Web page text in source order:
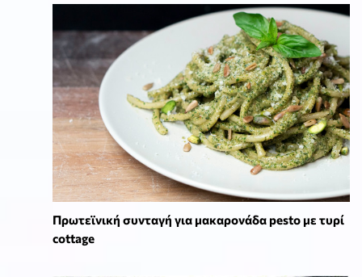
Πρωτεϊνική συνταγή για μακαρονάδα pesto με τυρί
cottage